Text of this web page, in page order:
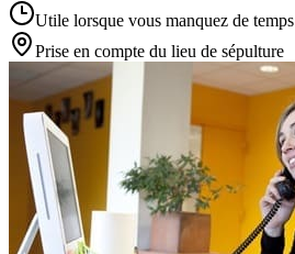
Utile lorsque vous manquez de temps
Prise en compte du lieu de sépulture